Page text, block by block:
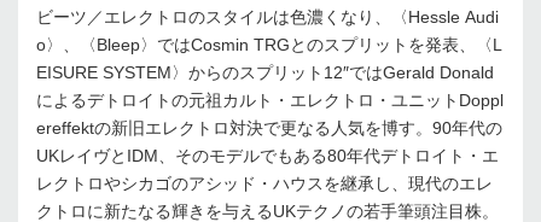
ビーツ／エレクトロのスタイルは色濃くなり、〈Hessle Audi
o〉、〈Bleep〉ではCosmin TRGとのスプリットを発表、〈L
EISURE SYSTEM〉からのスプリット12″ではGerald Donald
によるデトロイトの元祖カルト・エレクトロ・ユニットDoppl
ereffektの新旧エレクトロ対決で更なる人気を博す。90年代の
UKレイヴとIDM、そのモデルでもある80年代デトロイト・エ
レクトロやシカゴのアシッド・ハウスを継承し、現代のエレ
クトロに新たなる輝きを与えるUKテクノの若手筆頭注目株。